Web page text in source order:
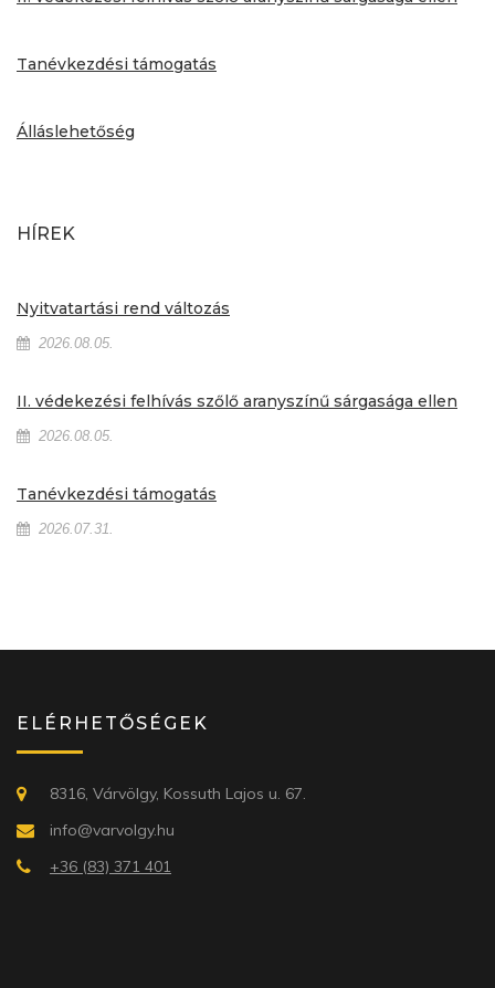
Tanévkezdési támogatás
Álláslehetőség
HÍREK
Nyitvatartási rend változás
2026.08.05.
II. védekezési felhívás szőlő aranyszínű sárgasága ellen
2026.08.05.
Tanévkezdési támogatás
2026.07.31.
ELÉRHETŐSÉGEK
8316, Várvölgy, Kossuth Lajos u. 67.
info@varvolgy.hu
+36 (83) 371 401